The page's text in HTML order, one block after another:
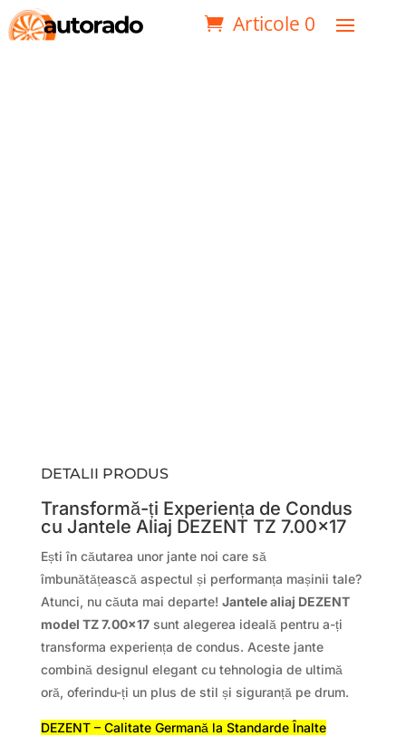
Articole 0
DETALII PRODUS
Transformă-ți Experiența de Condus
cu Jantele Aliaj DEZENT TZ 7.00×17
Ești în căutarea unor jante noi care să
îmbunătățească aspectul și performanța mașinii tale?
Atunci, nu căuta mai departe! Jantele aliaj DEZENT
model TZ 7.00×17sunt alegerea ideală pentru a-ți
transforma experiența de condus. Aceste jante
combină designul elegant cu tehnologia de ultimă
oră, oferindu-ți un plus de stil și siguranță pe drum.
DEZENT – Calitate Germană la Standarde Înalte